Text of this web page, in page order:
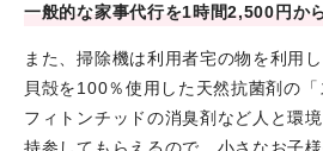
一般的な家事代行を1時間2,500円か
また、掃除機は利用者宅の物を利用
貝殻を100％使用した天然抗菌剤の
フィトンチッドの消臭剤など人と環
持参してもらえるので、小さなお子